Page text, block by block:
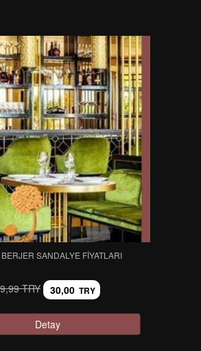
SANDALYE FIYATLARI
TRY 30,00 TRY
Detay